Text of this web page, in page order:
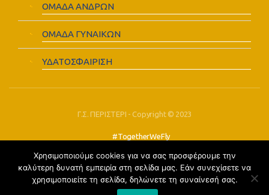
ΟΜΑΔΑ ΑΝΔΡΩΝ
ΟΜΑΔΑ ΓΥΝΑΙΚΩΝ
ΥΔΑΤΟΣΦΑΙΡΙΣΗ
Γ.Σ. ΠΕΡΙΣΤΕΡΙ - Copyright © 2023
#TogetherWeFly
FOLLOW US:
Χρησιμοποιούμε cookies για να σας προσφέρουμε την
καλύτερη δυνατή εμπειρία στη σελίδα μας. Εάν συνεχίσετε να
χρησιμοποιείτε τη σελίδα, δηλώνετε τη συναίνεσή σας.